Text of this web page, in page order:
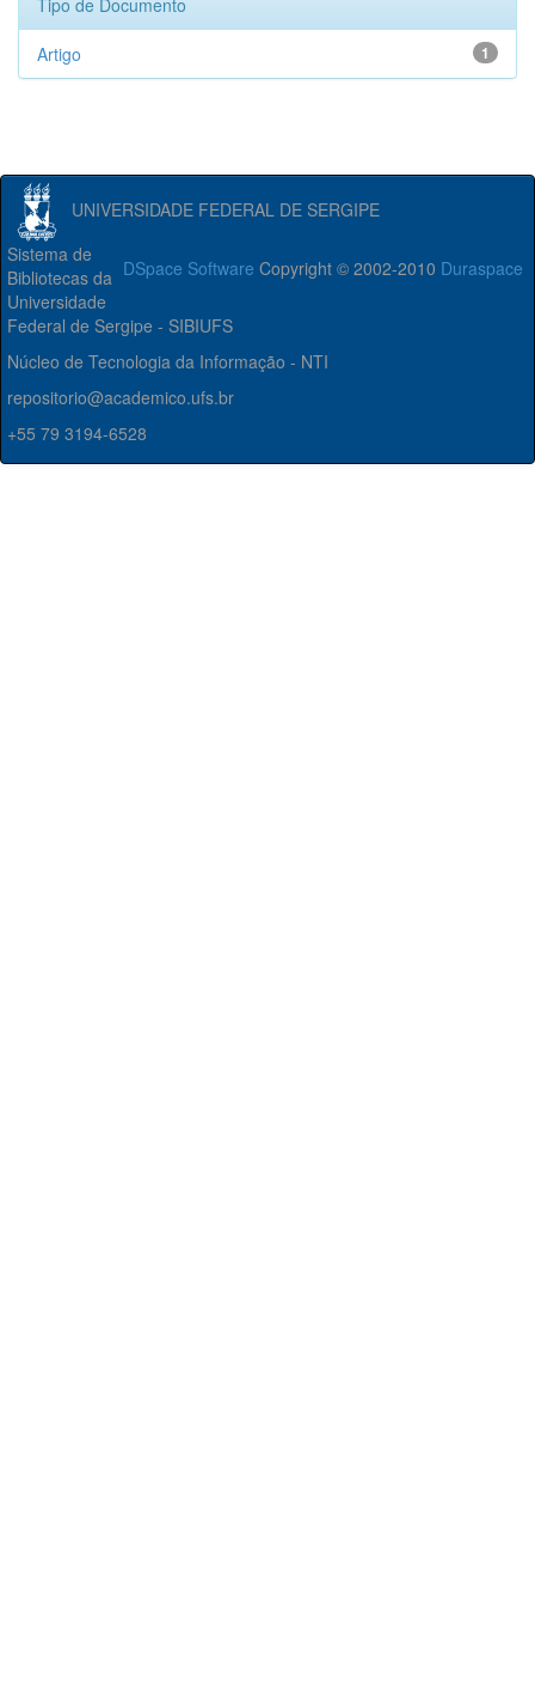
Tipo de Documento
1
Artigo
UNIVERSIDADE FEDERAL DE SERGIPE
DSpace Software Copyright © 2002-2010 Duraspace
Sistema de
Bibliotecas da
Universidade
Federal de Sergipe - SIBIUFS
Núcleo de Tecnologia da Informação - NTI
repositorio@academico.ufs.br
+55 79 3194-6528